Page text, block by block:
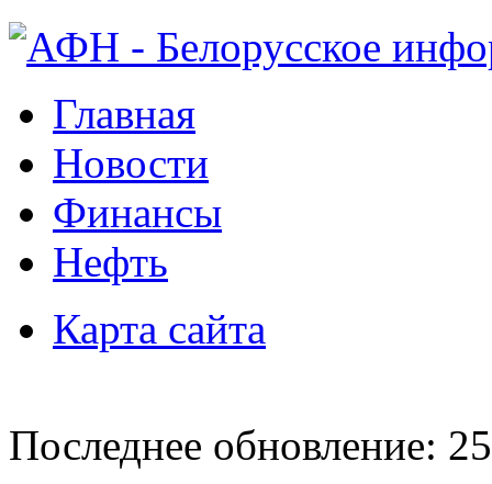
Главная
Новости
Финансы
Нефть
Карта сайта
Последнее обновление: